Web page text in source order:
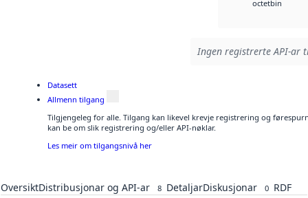
octetbin
Ingen registrerte API-ar
Datasett
Allmenn tilgang
Tilgjengeleg for alle. Tilgang kan likevel krevje registrering og
kan be om slik registrering og/eller API-nøklar.
Les meir om tilgangsnivå her
OversiktDistribusjonar og API-ar 8 DetaljarDiskusjonar 0 RDF